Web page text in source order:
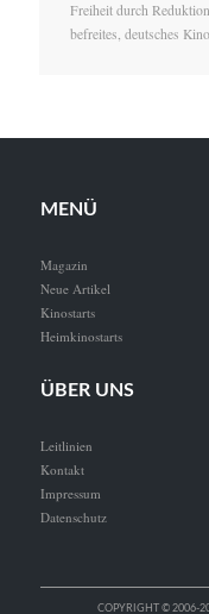
Freiheit durch
befreites, deutsches
MENÜ
Magazin
Neue Artikel
Kinostarts
Heimkinostarts
ÜBER UNS
Leitlinien
Kontakt
Impressum
Datenschutz
COPYRIGHT © 2006-